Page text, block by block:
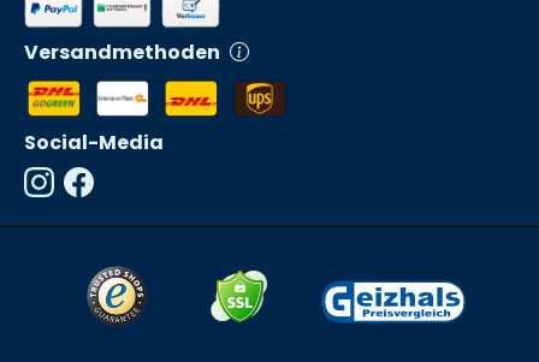
Versandmethoden
Social-Media